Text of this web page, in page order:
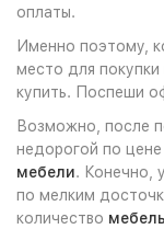
оплаты.
Именно поэтому,
место для
купить. Поспеши
Возможно, после
недорогой по
мебели. Конечно,
по мелким
количество